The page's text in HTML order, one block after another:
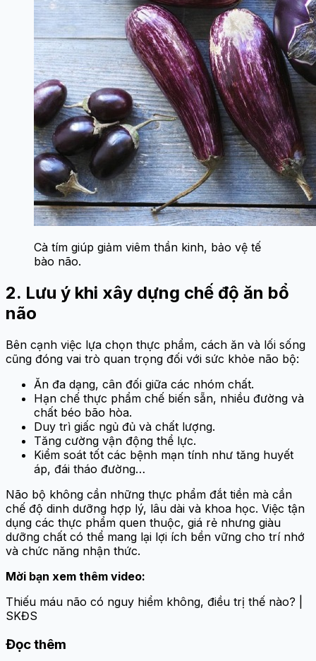
Cà tím giúp giảm viêm thần kinh, bảo vệ tế
bào não.
2. Lưu ý khi xây dựng chế độ ăn bổ
não
Bên cạnh việc lựa chọn thực phẩm, cách ăn và lối sống
cũng đóng vai trò quan trọng đối với sức khỏe não bộ:
Ăn đa dạng, cân đối giữa các nhóm chất.
Hạn chế thực phẩm chế biến sẵn, nhiều đường và
chất béo bão hòa.
Duy trì giấc ngủ đủ và chất lượng.
Tăng cường vận động thể lực.
Kiểm soát tốt các bệnh mạn tính như tăng huyết
áp, đái tháo đường…
Não bộ không cần những thực phẩm đắt tiền mà cần
chế độ dinh dưỡng hợp lý, lâu dài và khoa học. Việc tận
dụng các thực phẩm quen thuộc, giá rẻ nhưng giàu
dưỡng chất có thể mang lại lợi ích bền vững cho trí nhớ
và chức năng nhận thức.
Mời bạn xem thêm video:
Thiếu máu não có nguy hiểm không, điều trị thế nào? |
SKĐS
Đọc thêm